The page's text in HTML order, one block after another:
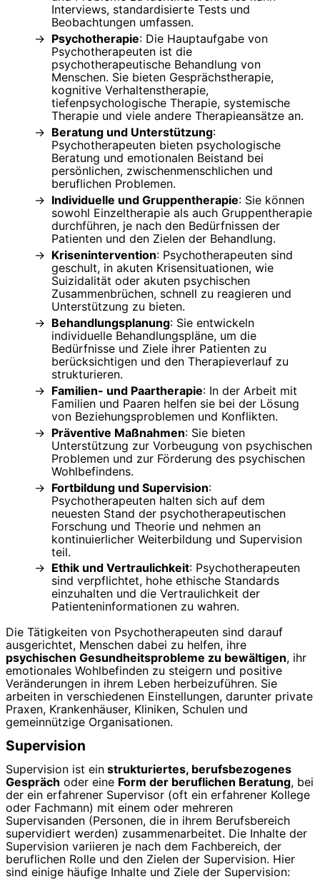
Interviews, standardisierte Tests und
Beobachtungen umfassen.
Psychotherapie: Die Hauptaufgabe von
Psychotherapeuten ist die
psychotherapeutische Behandlung von
Menschen. Sie bieten Gesprächstherapie,
kognitive Verhaltenstherapie,
tiefenpsychologische Therapie, systemische
Therapie und viele andere Therapieansätze an.
Beratung und Unterstützung:
Psychotherapeuten bieten psychologische
Beratung und emotionalen Beistand bei
persönlichen, zwischenmenschlichen und
beruflichen Problemen.
Individuelle und Gruppentherapie: Sie können
sowohl Einzeltherapie als auch Gruppentherapie
durchführen, je nach den Bedürfnissen der
Patienten und den Zielen der Behandlung.
Krisenintervention: Psychotherapeuten sind
geschult, in akuten Krisensituationen, wie
Suizidalität oder akuten psychischen
Zusammenbrüchen, schnell zu reagieren und
Unterstützung zu bieten.
Behandlungsplanung: Sie entwickeln
individuelle Behandlungspläne, um die
Bedürfnisse und Ziele ihrer Patienten zu
berücksichtigen und den Therapieverlauf zu
strukturieren.
Familien- und Paartherapie: In der Arbeit mit
Familien und Paaren helfen sie bei der Lösung
von Beziehungsproblemen und Konflikten.
Präventive Maßnahmen: Sie bieten
Unterstützung zur Vorbeugung von psychischen
Problemen und zur Förderung des psychischen
Wohlbefindens.
Fortbildung und Supervision:
Psychotherapeuten halten sich auf dem
neuesten Stand der psychotherapeutischen
Forschung und Theorie und nehmen an
kontinuierlicher Weiterbildung und Supervision
teil.
Ethik und Vertraulichkeit: Psychotherapeuten
sind verpflichtet, hohe ethische Standards
einzuhalten und die Vertraulichkeit der
Patienteninformationen zu wahren.
Die Tätigkeiten von Psychotherapeuten sind darauf
ausgerichtet, Menschen dabei zu helfen, ihre
psychischen Gesundheitsprobleme zu bewältigen, ihr
emotionales Wohlbefinden zu steigern und positive
Veränderungen in ihrem Leben herbeizuführen. Sie
arbeiten in verschiedenen Einstellungen, darunter private
Praxen, Krankenhäuser, Kliniken, Schulen und
gemeinnützige Organisationen.
Supervision
Supervision ist ein strukturiertes, berufsbezogenes
Gespräch oder eine Form der beruflichen Beratung, bei
der ein erfahrener Supervisor (oft ein erfahrener Kollege
oder Fachmann) mit einem oder mehreren
Supervisanden (Personen, die in ihrem Berufsbereich
supervidiert werden) zusammenarbeitet. Die Inhalte der
Supervision variieren je nach dem Fachbereich, der
beruflichen Rolle und den Zielen der Supervision. Hier
sind einige häufige Inhalte und Ziele der Supervision: